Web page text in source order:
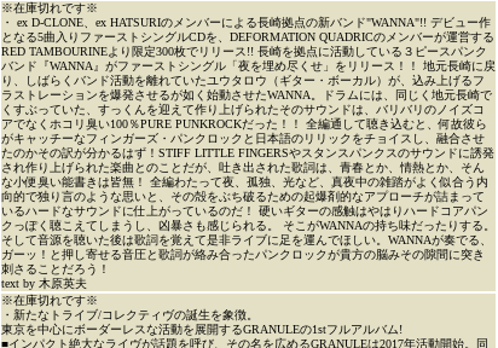
※在庫切れです※
・ ex D-CLONE、ex HATSURIのメンバーによる長崎拠点の新バンド"WANNA"!! デビュー作
となる5曲入りファーストシングルCDを、DEFORMATION QUADRICのメンバーが運営する
RED TAMBOURINEより限定300枚でリリース!! 長崎を拠点に活動している３ピースパンク
バンド『WANNA』がファーストシングル「夜を埋め尽くせ」をリリース！！ 地元長崎に戻
り、しばらくバンド活動を離れていたユウタロウ（ギター・ボーカル）が、込み上げるフ
ラストレーションを爆発させるが如く始動させたWANNA。ドラムには、同じく地元長崎で
くすぶっていた、すっくんを迎えて作り上げられたそのサウンドは、バリバリのノイズコ
アでなくホコリ臭い100％PURE PUNKROCKだった！！ 全編通して聴き込むと、何故彼ら
がキャッチーなフィンガーズ・パンクロックと日本語のリリックをチョイスし、融合させ
たのかその訳が分かるはず！STIFF LITTLE FINGERSやスタンスパンクスのサウンドに誘発
され作り上げられた楽曲とのことだが、吐き出された歌詞は、青春とか、情熱とか、そん
な小便臭い能書きは皆無！ 全編わたって夜、孤独、光など、真夜中の雑踏がよく似合う内
向的で独り言のような思いと、その殻をぶち破るための起爆剤的なアプローチが詰まって
いるハードなサウンドに仕上がっているのだ！ 硬いギターの感触はやはりハードコアパン
クっぽく聴こえてしまうし、凶暴さも感じられる。 そこがWANNAの持ち味だったりする。
そして音源を聴いた後は歌詞を覚えて是非ライブに足を運んでほしい。WANNAが奏でる、
ガーッ！と押し寄せる音圧と歌詞が絡み合ったパンクロックが貴方の脳みその隙間に突き
刺さることだろう！
text by 木原英夫
※在庫切れです※
・新たなトライブ/コレクティヴの誕生を象徴。
東京を中心にボーダーレスな活動を展開するGRANULEの1stフルアルバム!
■インパクト絶大なライヴが話題を呼び、その名を広めるGRANULEは2017年活動開始。同